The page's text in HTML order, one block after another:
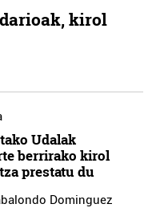
kirol
Udalak
berrirako kirol
prestatu du
Dominguez